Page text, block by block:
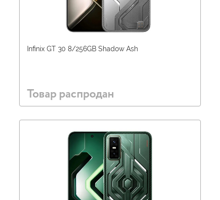
Infinix GT 30 8/256GB Shadow Ash
Товар распродан